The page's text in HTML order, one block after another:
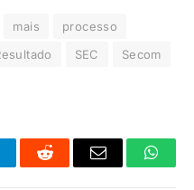
mais
processo
SEC
Secom
Reddit
E-